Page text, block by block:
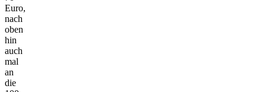
Euro,
nach
oben
hin
auch
mal
an
die